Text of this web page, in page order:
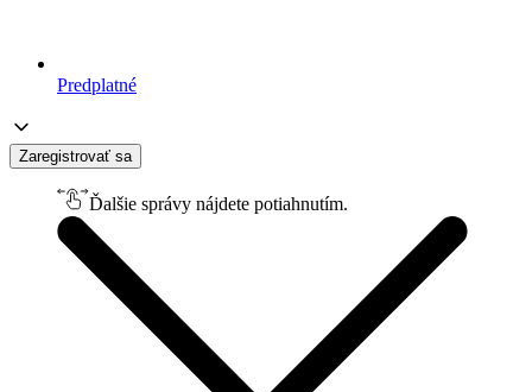
Predplatné
Zaregistrovať sa
Ďalšie správy nájdete potiahnutím.